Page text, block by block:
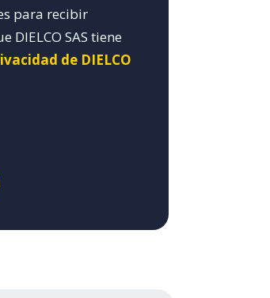
para recibir
DIELCO SAS tiene
de DIELCO